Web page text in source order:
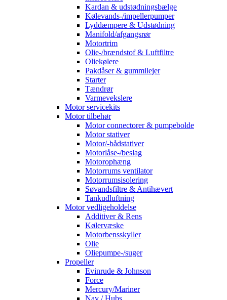
Kardan & udstødningsbælge
Kølevands-/impellerpumper
Lyddæmpere & Udstødning
Manifold/afgangsrør
Motortrim
Olie-/brændstof & Luftfiltre
Oliekølere
Pakdåser & gummilejer
Starter
Tændrør
Varmevekslere
Motor servicekits
Motor tilbehør
Motor connectorer & pumpebolde
Motor stativer
Motor/-bådstativer
Motorlåse-/beslag
Motorophæng
Motorrums ventilator
Motorrumsisolering
Søvandsfiltre & Antihævert
Tankudluftning
Motor vedligeholdelse
Additiver & Rens
Kølervæske
Motorbensskyller
Olie
Oliepumpe-/suger
Propeller
Evinrude & Johnson
Force
Mercury/Mariner